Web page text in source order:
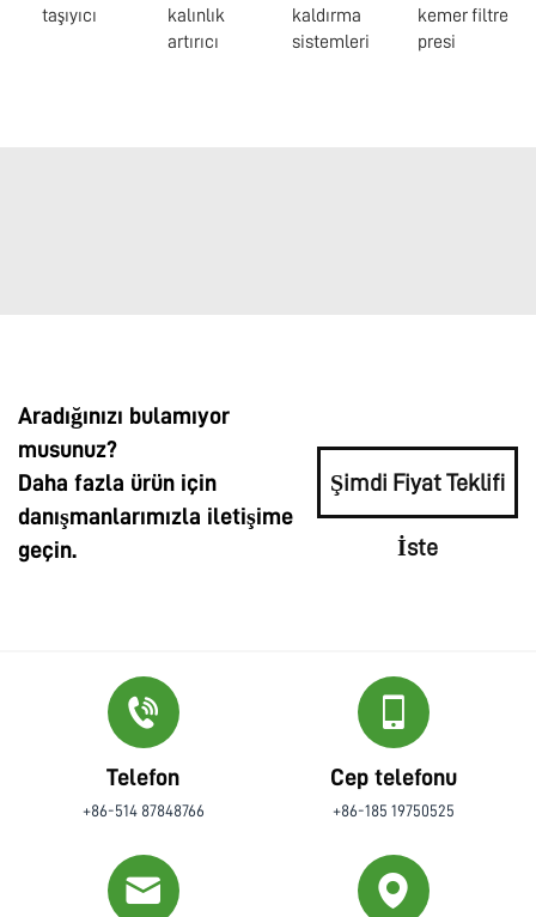
taşıyıcı
kalınlık
artırıcı
kaldırma
sistemleri
kemer filtre
presi
Aradığınızı bulamıyor
musunuz?
Daha fazla ürün için
danışmanlarımızla iletişime
geçin.
Şimdi Fiyat Teklifi
İste
Telefon
+86-514 87848766
Cep telefonu
+86-185 19750525